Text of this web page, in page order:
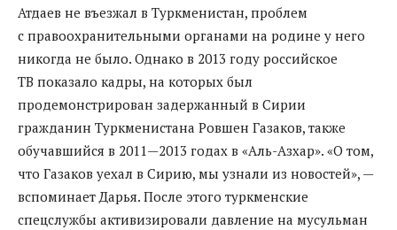
Атдаев не въезжал в Туркменистан, проблем
с правоохранительными органами на родине у него
никогда не было. Однако в 2013 году российское
ТВ показало кадры, на которых был
продемонстрирован задержанный в Сирии
гражданин Туркменистана Ровшен Газаков, также
обучавшийся в 2011—2013 годах в «Аль-Азхар». «О том,
что Газаков уехал в Сирию, мы узнали из новостей», —
вспоминает Дарья. После этого туркменские
спецслужбы активизировали давление на мусульман